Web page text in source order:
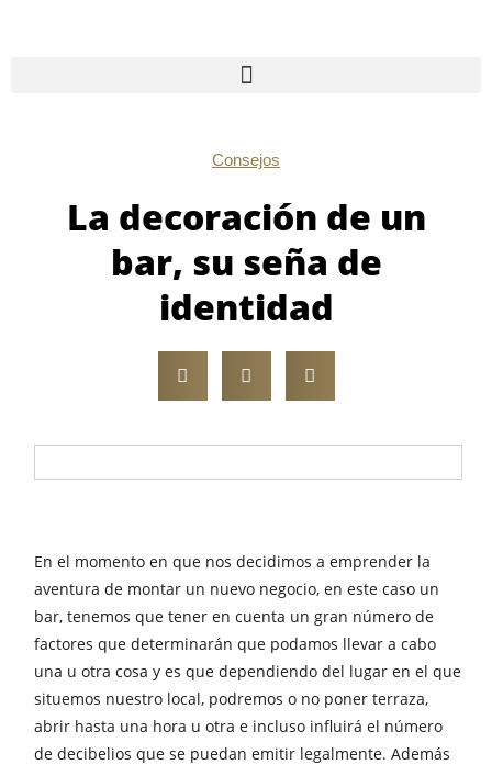
Consejos
La decoración de un
bar, su seña de
identidad
En el momento en que nos decidimos a emprender la
aventura de montar un nuevo negocio, en este caso un
bar, tenemos que tener en cuenta un gran número de
factores que determinarán que podamos llevar a cabo
una u otra cosa y es que dependiendo del lugar en el que
situemos nuestro local, podremos o no poner terraza,
abrir hasta una hora u otra e incluso influirá el número
de decibelios que se puedan emitir legalmente. Además